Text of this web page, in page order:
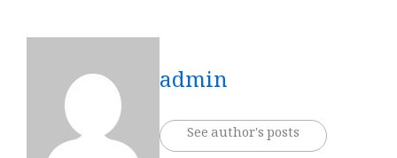
admin
See author's posts